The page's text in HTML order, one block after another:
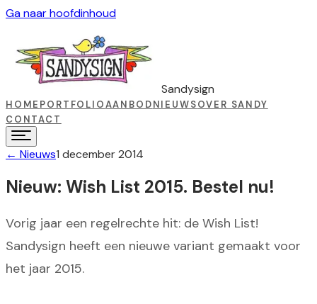
Ga naar hoofdinhoud
Sandysign
HOME PORTFOLIOAANBODNIEUWSOVER SANDY
CONTACT
← Nieuws1 december 2014
Nieuw: Wish List 2015. Bestel nu!
Vorig jaar een regelrechte hit: de Wish List!
Sandysign heeft een nieuwe variant gemaakt voor
het jaar 2015.